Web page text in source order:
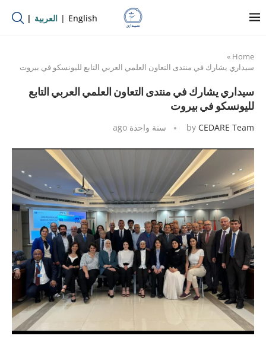
English العربية
Home
»
سيداري يشارك في منتدى التعاون العلمي العربي التابع لليونسكو في بيروت
سيداري يشارك في منتدى التعاون العلمي العربي التابع
لليونسكو في بيروت
by CEDARE Team سنة واحدة ago